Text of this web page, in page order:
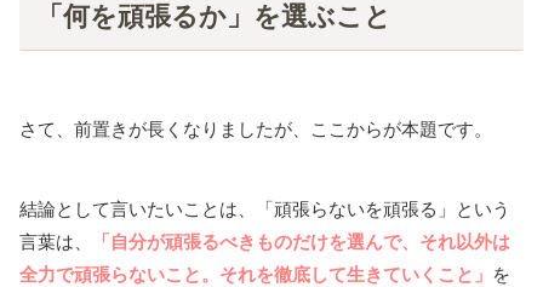
「何を頑張るか」を選ぶこと
さて、前置きが長くなりましたが、ここからが本題です。
結論として言いたいことは、「頑張らないを頑張る」という
言葉は、
「自分が頑張るべきものだけを選んで、それ以外は
全力で頑張らないこと。それを徹底して生きていくこと」 を